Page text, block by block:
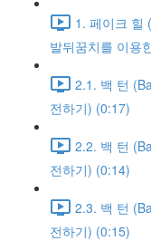
1. 페이크 힐
발뒤꿈치를 이용
2.1. 백 턴
전하기) (0:17)
2.2. 백 턴
전하기) (0:14)
2.3. 백 턴
전하기) (0:15)